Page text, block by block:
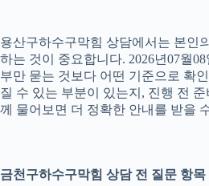
용산구하수구막힘 상담에서는 본인
하는 것이 중요합니다. 2026년07월
부만 묻는 것보다 어떤 기준으로 확
질 수 있는 부분이 있는지, 진행 전
께 물어보면 더 정확한 안내를 받을
금천구하수구막힘 상담 전 질문 항목